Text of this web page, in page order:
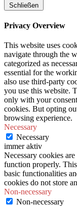
Schließen
Privacy Overview
This website uses
navigate through the
categorized as
essential for the
also use third-party
you use this website.
only with your
cookies. But opting
browsing experience.
Necessary
Necessary
immer aktiv
Necessary cookies
function properly.
basic functionalities
cookies do not store
Non-necessary
Non-necessary